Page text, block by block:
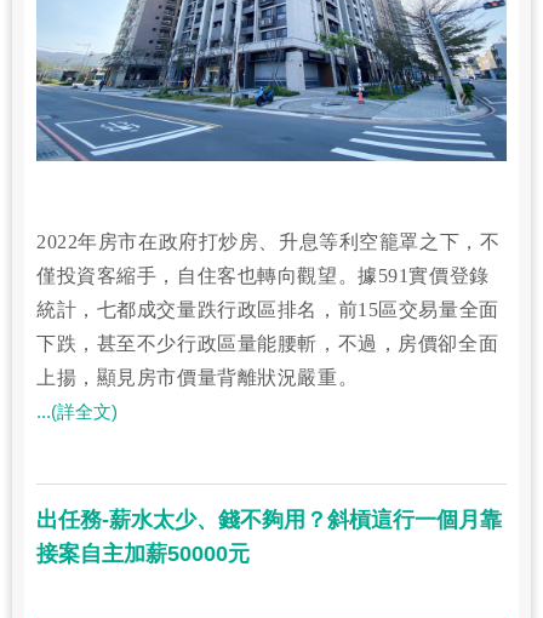
2022年房市在政府打炒房、升息等利空籠罩之下，不
僅投資客縮手，自住客也轉向觀望。據591實價登錄
統計，七都成交量跌行政區排名，前15區交易量全面
下跌，甚至不少行政區量能腰斬，不過，房價卻全面
上揚，顯見房市價量背離狀況嚴重。
...(詳全文)
出任務-薪水太少、錢不夠用？斜槓這行一個月靠
接案自主加薪50000元